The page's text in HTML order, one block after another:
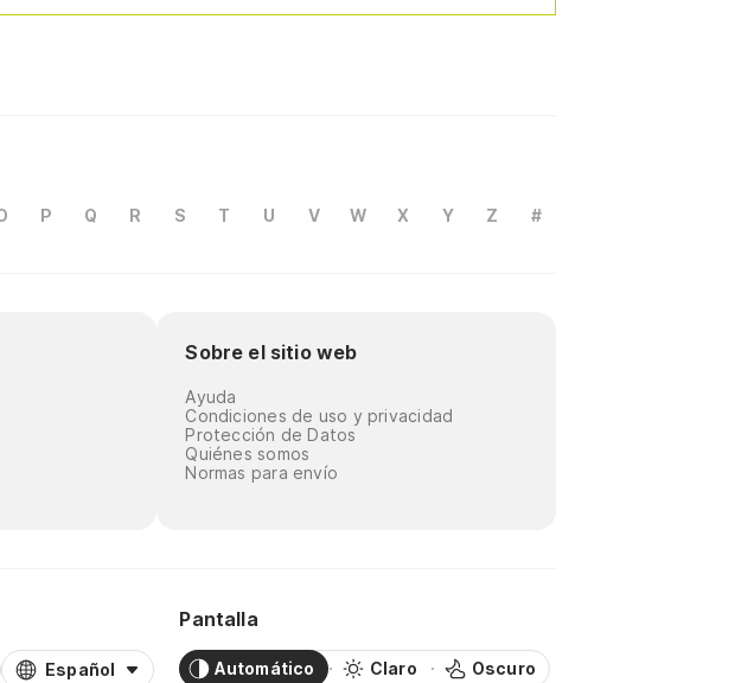
P Q R S T U V W X Y Z #
Sobre el sitio web
Ayuda
Condiciones de uso y privacidad
Protección de Datos
Quiénes somos
Normas para envío
Español
Pantalla
Automático Claro Oscuro